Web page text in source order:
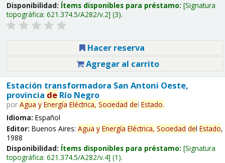
Disponibilidad: Ítems disponibles para préstamo: Signatura
topográfica: 621.374.5/A282/v.2 (3).
Hacer reserva
Agregar al carrito
Estación transformadora San Antoni Oeste,
provincia deRío Negro
por Agua y Energía Eléctrica, Sociedad del Estado.
Idioma: Español
Editor: Buenos Aires: Agua y Energía Eléctrica, Sociedad del Estado,
1988
Disponibilidad: Ítems disponibles para préstamo: Signatura
topográfica: 621.374.5/A282/v.4 (1).